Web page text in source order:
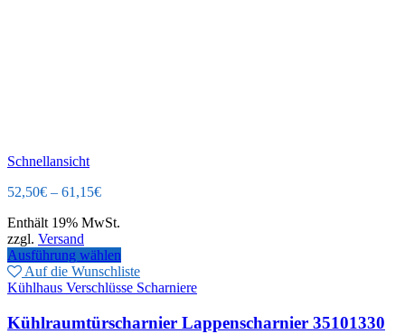
Schnellansicht
52,50€ – 61,15€
Enthält 19% MwSt.
zzgl. Versand
Ausführung wählen
Auf die Wunschliste
Kühlhaus Verschlüsse Scharniere
Kühlraumtürscharnier Lappenscharnier 35101330